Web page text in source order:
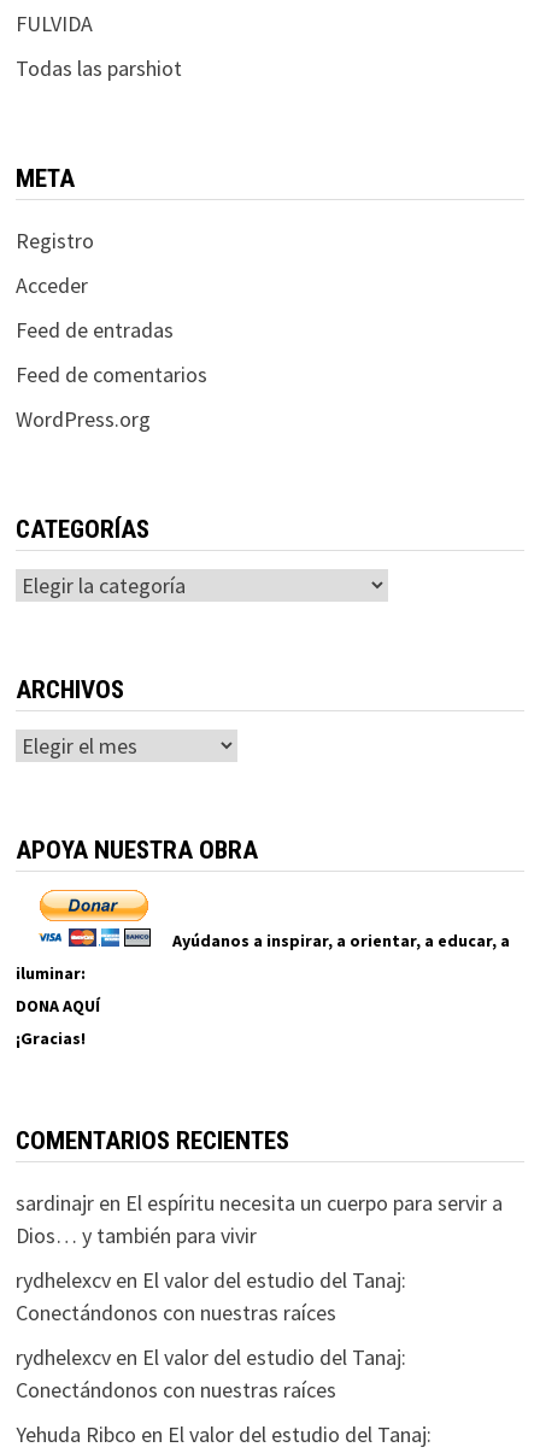
FULVIDA
Todas las parshiot
META
Registro
Acceder
Feed de entradas
Feed de comentarios
WordPress.org
CATEGORÍAS
Categorías
ARCHIVOS
Archivos
APOYA NUESTRA OBRA
Ayúdanos a inspirar, a orientar, a educar, a
iluminar:
DONA AQUÍ
¡Gracias!
COMENTARIOS RECIENTES
sardinajren El espíritu necesita un cuerpo para servir a
Dios… y también para vivir
rydhelexcven El valor del estudio del Tanaj:
Conectándonos con nuestras raíces
rydhelexcven El valor del estudio del Tanaj:
Conectándonos con nuestras raíces
Yehuda Ribco en El valor del estudio del Tanaj: